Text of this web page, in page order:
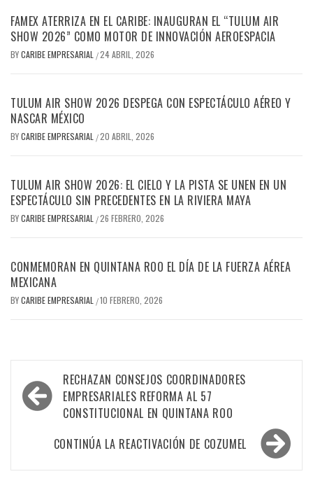
FAMEX ATERRIZA EN EL CARIBE: INAUGURAN EL “TULUM AIR
SHOW 2026” COMO MOTOR DE INNOVACIÓN AEROESPACIA
BYCARIBE EMPRESARIAL /24 ABRIL, 2026
TULUM AIR SHOW 2026 DESPEGA CON ESPECTÁCULO AÉREO Y
NASCAR MÉXICO
BYCARIBE EMPRESARIAL /20 ABRIL, 2026
TULUM AIR SHOW 2026: EL CIELO Y LA PISTA SE UNEN EN UN
ESPECTÁCULO SIN PRECEDENTES EN LA RIVIERA MAYA
BYCARIBE EMPRESARIAL /26 FEBRERO, 2026
CONMEMORAN EN QUINTANA ROO EL DÍA DE LA FUERZA AÉREA
MEXICANA
BYCARIBE EMPRESARIAL /10 FEBRERO, 2026
Navegación
de
entradas
RECHAZAN CONSEJOS COORDINADORES
EMPRESARIALES REFORMA AL 57
CONSTITUCIONAL EN QUINTANA ROO
CONTINÚA LA REACTIVACIÓN DE COZUMEL